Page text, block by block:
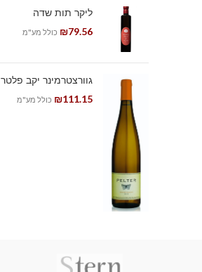
ליקר תות שדה
₪79.56 כולל מע"מ
גוורצטרמינר יקב פלטר
₪111.15 כולל מע"מ